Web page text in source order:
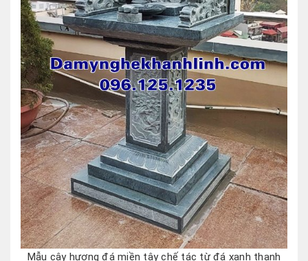
Mẫu cây hương đá miền tây chế tác từ đá xanh thanh